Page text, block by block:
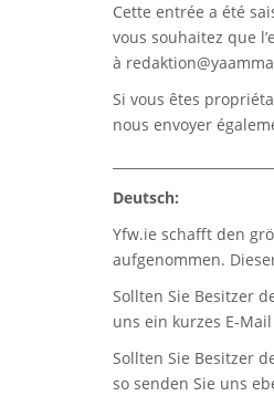
Cette entrée a été
vous souhaitez que
à
Si vous êtes
nous envoyer
Deutsch:
Yfw.ie schafft den
aufgenommen.
Sollten Sie Besitzer
uns ein kurzes E-
Sollten Sie Besitzer
so senden Sie uns